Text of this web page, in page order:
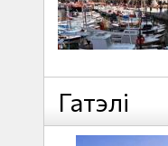
Гатэлі